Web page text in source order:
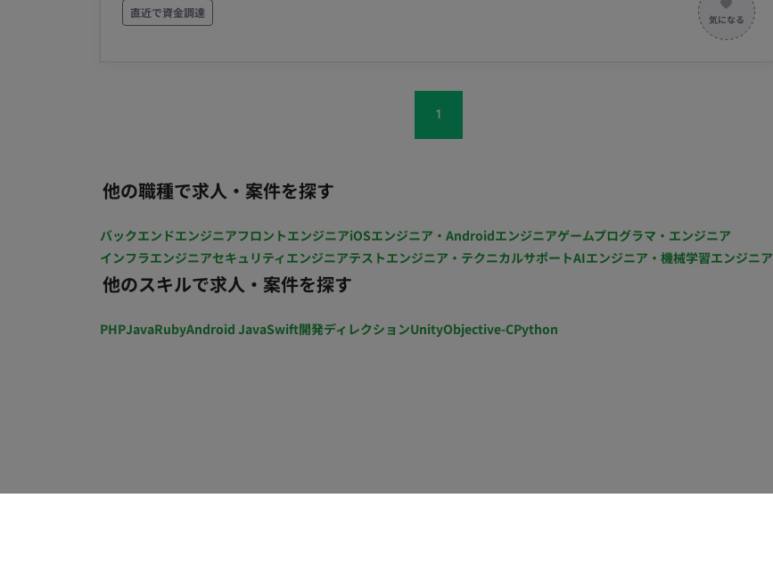
で） ・給料週払い制 ・前払い利用可 ・フィットネスクラブ優待あり ・時短勤務制度あり ・副業可
担っていただきます。 ■ 【業務内容・担当工程】 【マーケティング戦略の立案と運用・効果検証】
ターゲット層の選定、適切な広告媒体（暗号資産系メディア、各種SNS、リスティングなど）の選
直近で資金調達
1
他の職種で求人・案件を探す
バックエンドエンジニアフロントエンジニアiOSエンジニア・Androidエンジニアゲームプログラマ・エンジニア
インフラエンジニアセキュリティエンジニアテストエンジニア・テクニカルサポートAIエンジニア・機械学習エンジニア
他のスキルで求人・案件を探す
PHPJavaRubyAndroid JavaSwift開発ディレクションUnityObjective-CPython